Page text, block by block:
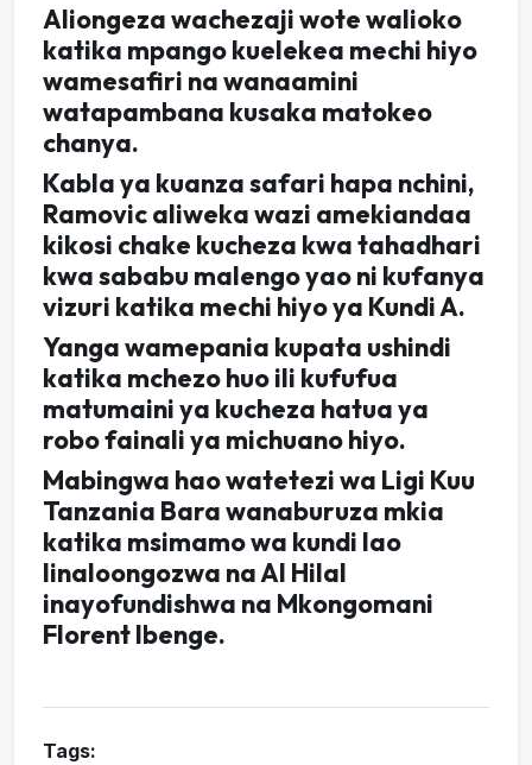
Aliongeza wachezaji wote walioko
katika mpango kuelekea mechi hiyo
wamesafiri na wanaamini
watapambana kusaka matokeo
chanya.
Kabla ya kuanza safari hapa nchini,
Ramovic aliweka wazi amekiandaa
kikosi chake kucheza kwa tahadhari
kwa sababu malengo yao ni kufanya
vizuri katika mechi hiyo ya Kundi A.
Yanga wamepania kupata ushindi
katika mchezo huo ili kufufua
matumaini ya kucheza hatua ya
robo fainali ya michuano hiyo.
Mabingwa hao watetezi wa Ligi Kuu
Tanzania Bara wanaburuza mkia
katika msimamo wa kundi lao
linaloongozwa na Al Hilal
inayofundishwa na Mkongomani
Florent Ibenge.
Tags: